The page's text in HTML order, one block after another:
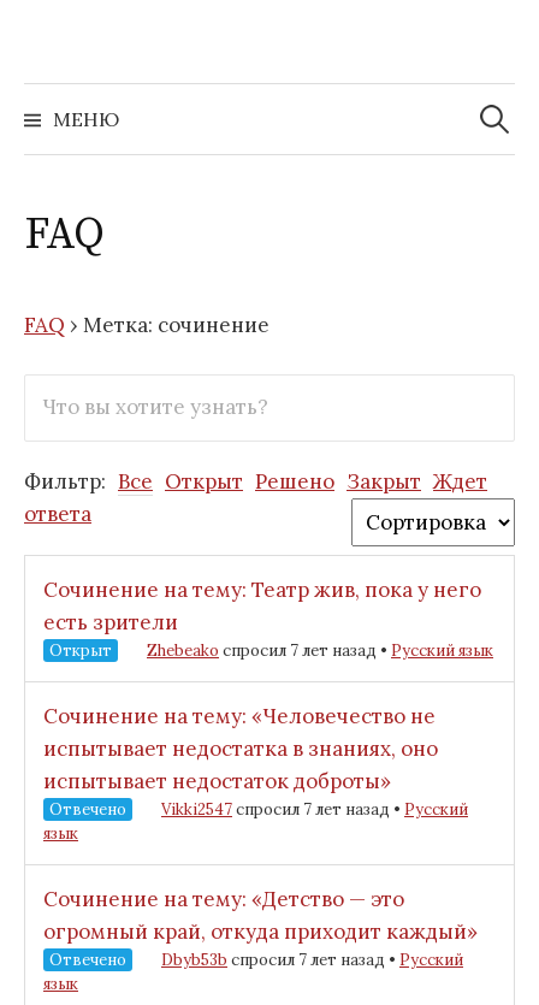
содержимому
МЕНЮ
Найти:
FAQ
FAQ › Метка: сочинение
Фильтр: Все Открыт Решено Закрыт Ждет
ответа
Сочинение на тему: Театр жив, пока у него
есть зрители
Открыт Zhebeako спросил 7 лет назад • Русский язык
Сочинение на тему: «Человечество не
испытывает недостатка в знаниях, оно
испытывает недостаток доброты»
Отвечено Vikki2547спросил 7 лет назад • Русский
язык
Сочинение на тему: «Детство — это
огромный край, откуда приходит каждый»
Отвечено Dbyb53b спросил 7 лет назад • Русский
язык